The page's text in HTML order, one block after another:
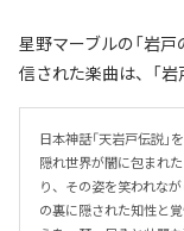
星野マーブルの「岩
信された楽曲は、「岩
日本神話「天岩戸伝説
隠れ世界が闇に包まれ
り、その姿を笑われな
の裏に隠された知性と覚